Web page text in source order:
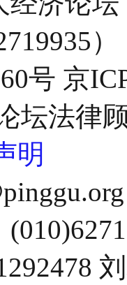
）
号 京
坛法律
明